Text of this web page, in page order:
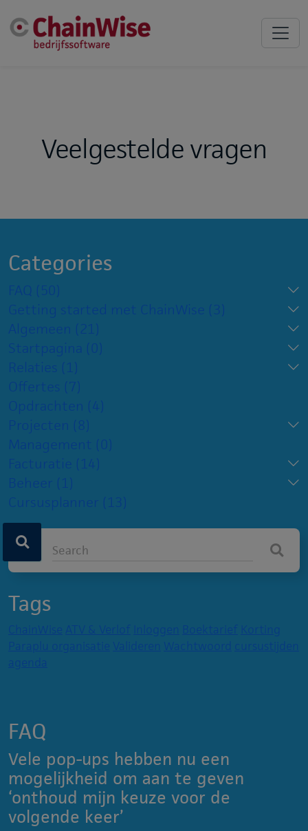
Veelgestelde vragen
Categories
FAQ (50)
Getting started met ChainWise (3)
Algemeen (21)
Startpagina (0)
Relaties (1)
Offertes (7)
Opdrachten (4)
Projecten (8)
Management (0)
Facturatie (14)
Beheer (1)
Cursusplanner (13)
Tags
ChainWise ATV & Verlof Inloggen Boektarief Korting
Paraplu organisatie Valideren Wachtwoord
cursustijden
agenda
FAQ
Vele pop-ups hebben nu een
mogelijkheid om aan te geven
‘onthoud mijn keuze voor de
volgende keer’